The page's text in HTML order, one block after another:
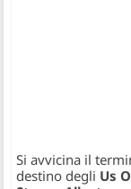
Si avvicina il
destino degli Us